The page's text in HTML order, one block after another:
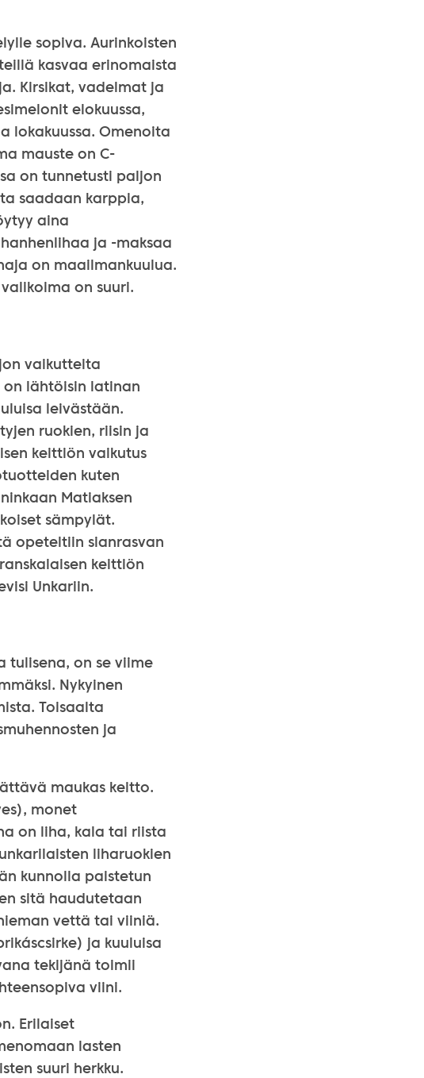
sopiva. Aurinkoisten
kasvaa erinomaista
Kirsikat, vadelmat ja
elokuussa,
lokakuussa. Omenoita
mauste on C-
on tunnetusti paljon
saadaan karppia,
aina
ja -maksaa
on maailmankuulua.
on suuri.
vaikutteita
on lähtöisin latinan
leivästään.
ruokien, riisin ja
keittiön vaikutus
kuten
Matiaksen
sämpylät.
opeteltiin sianrasvan
keittiön
Unkariin.
tulisena, on se viime
Nykyinen
Toisaalta
ja
maukas keitto.
monet
on liha, kala tai riista
liharuokien
kunnolla paistetun
sitä haudutetaan
vettä tai viiniä.
ja kuuluisa
tekijänä toimii
viini.
Erilaiset
lasten
suuri herkku.